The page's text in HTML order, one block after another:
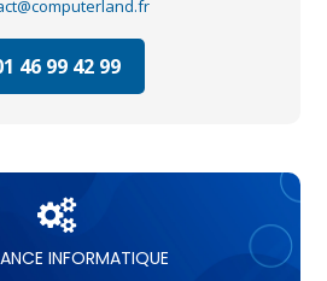
46 99 42 99
INFORMATIQUE